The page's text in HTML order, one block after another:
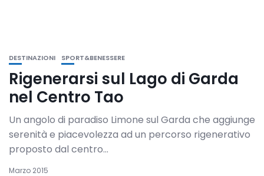
DESTINAZIONI SPORT&BENESSERE
Rigenerarsi sul Lago di Garda
nel Centro Tao
Un angolo di paradiso Limone sul Garda che aggiunge
serenità e piacevolezza ad un percorso rigenerativo
proposto dal centro...
Marzo 2015